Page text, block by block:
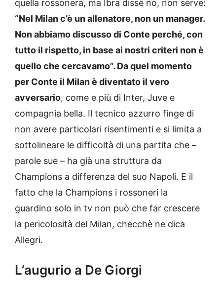
quella rossonera, ma Ibra disse no, non serve:
“Nel Milan c’è un allenatore, non un manager.
Non abbiamo discusso di Conte perché, con
tutto il rispetto, in base ai nostri criteri non è
quello che cercavamo”. Da quel momento
per Conte il Milan è diventato il vero
avversario, come e più di Inter, Juve e
compagnia bella. Il tecnico azzurro finge di
non avere particolari risentimenti e si limita a
sottolineare le difficoltà di una partita che –
parole sue – ha già una struttura da
Champions a differenza del suo Napoli. E il
fatto che la Champions i rossoneri la
guardino solo in tv non può che far crescere
la pericolosità del Milan, checchè ne dica
Allegri.
L’augurio a De Giorgi